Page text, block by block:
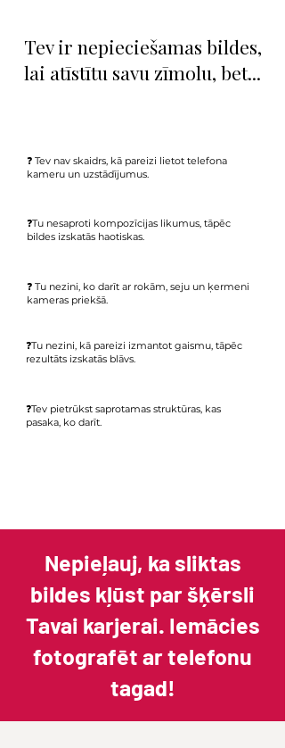
Tev ir nepieciešamas bildes,
lai atīstītu savu zīmolu, bet...
❓ Tev nav skaidrs, kā pareizi lietot telefona
kameru un uzstādījumus.
❓Tu nesaproti kompozīcijas likumus, tāpēc
bildes izskatās haotiskas.​
❓ Tu nezini, ko darīt ar rokām, seju un ķermeni
kameras priekšā.
❓Tu nezini, kā pareizi izmantot gaismu, tāpēc
rezultāts izskatās blāvs.
❓Tev pietrūkst saprotamas struktūras, kas
pasaka, ko darīt.
Nepieļauj, ka sliktas
bildes kļūst par šķērsli
Tavai karjerai. Iemācies
fotografēt ar telefonu
tagad!